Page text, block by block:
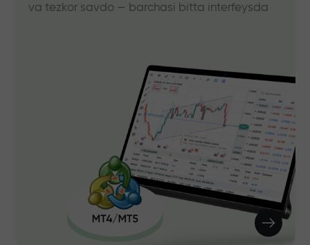
va tezkor savdo — barchasi bitta interfeysda